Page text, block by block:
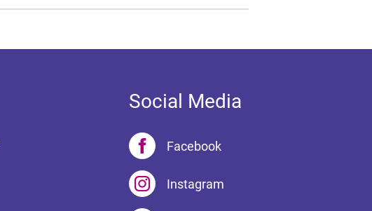
Social Media
Facebook
Instagram